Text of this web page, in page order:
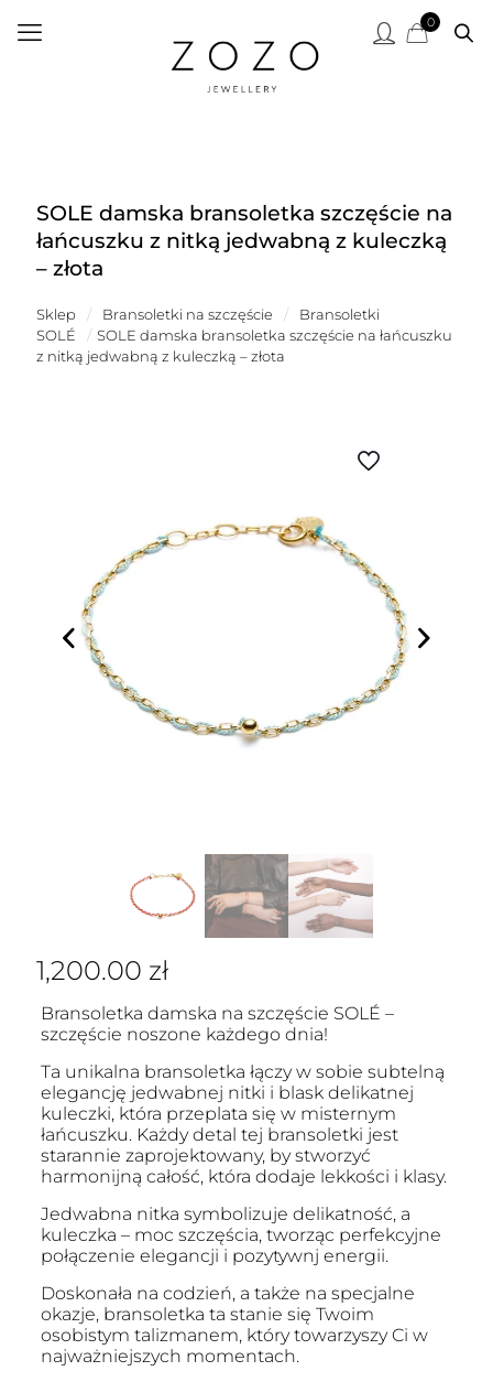
0
SOLE damska bransoletka szczęście na
łańcuszku z nitką jedwabną z kuleczką
– złota
Sklep / Bransoletki na szczęście /
Bransoletki
SOLÉ
/ SOLE damska bransoletka szczęście na łańcuszku
z nitką jedwabną z kuleczką – złota
1,200.00 zł
Bransoletka damska na szczęście SOLÉ –
szczęście noszone każdego dnia!
Ta unikalna bransoletka łączy w sobie subtelną
elegancję jedwabnej nitki i blask delikatnej
kuleczki, która przeplata się w misternym
łańcuszku. Każdy detal tej bransoletki jest
starannie zaprojektowany, by stworzyć
harmonijną całość, która dodaje lekkości i klasy.
Jedwabna nitka symbolizuje delikatność, a
kuleczka – moc szczęścia, tworząc perfekcyjne
połączenie elegancji i pozytywnj energii.
Doskonała na codzień, a także na specjalne
okazje, bransoletka ta stanie się Twoim
osobistym talizmanem, który towarzyszy Ci w
najważniejszych momentach.